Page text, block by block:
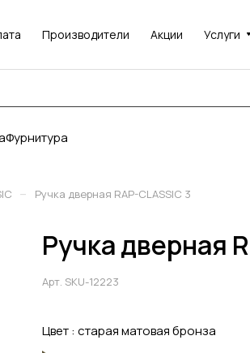
Производители Акции Услуги
Фурнитура
– Ручка дверная RAP-CLASSIC 3
Ручка дверная
Арт. SKU-12223
Цвет : старая матовая бронза